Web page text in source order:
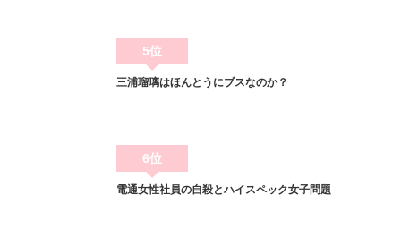
5位
三浦瑠璃はほんとうにブスなのか？
6位
電通女性社員の自殺とハイスペック女子問題